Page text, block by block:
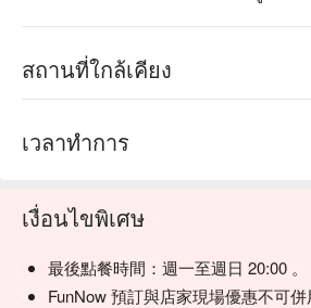
สถานที่ใกล้เคียง
เวลาทำการ
เงื่อนไขพิเศษ
最後點餐時間：週一至週日 20:00 。
FunNow 預訂與店家現場優惠不可併